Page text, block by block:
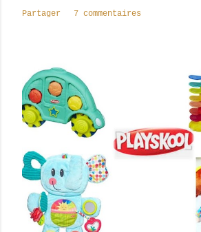
i
Partager 7 commentaires